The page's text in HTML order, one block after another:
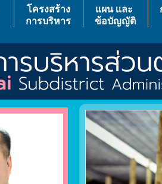
โครงสร้าง
การบริหาร
แผน เเละ
ข้อบัญญัติ